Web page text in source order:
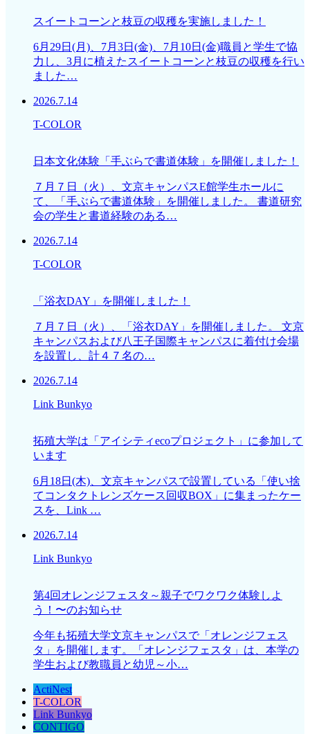
スイートコーンと枝豆の収穫を実施しました！
6月29日(月)、7月3日(金)、7月10日(金)職員と学生で協
力し、3月に植えたスイートコーンと枝豆の収穫を行い
ました…
2026.7.14
T-COLOR
日本文化体験「手ぶらで書道体験」を開催しました！
７月７日（火）、文京キャンパスE館学生ホールに
て、「手ぶらで書道体験」を開催しました。 書道研究
会の学生と書道経験のある…
2026.7.14
T-COLOR
「浴衣DAY」を開催しました！
７月７日（火）、「浴衣DAY」を開催しました。 文京
キャンパスおよび八王子国際キャンパスに着付け会場
を設置し、計４７名の…
2026.7.14
Link Bunkyo
拓殖大学は「アイシティecoプロジェクト」に参加して
います
6月18日(木)、文京キャンパスで設置している「使い捨
てコンタクトレンズケース回収BOX」に集まったケー
スを、Link …
2026.7.14
Link Bunkyo
第4回オレンジフェスタ～親子でワクワク体験しよ
う！〜のお知らせ
今年も拓殖大学文京キャンパスで「オレンジフェス
タ」を開催します。「オレンジフェスタ」は、本学の
学生および教職員と幼児～小…
ActiNest
T-COLOR
Link Bunkyo
CONTIGO